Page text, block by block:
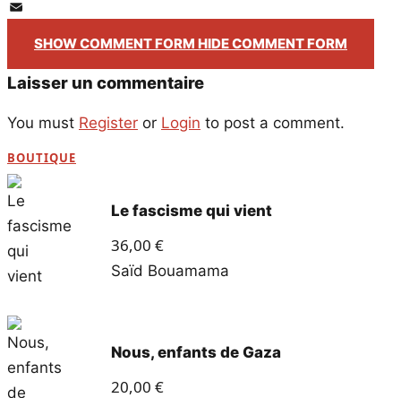
PrintFriendly
Email
SHOW COMMENT FORM HIDE COMMENT FORM
Laisser un commentaire
You must Register or Login to post a comment.
BOUTIQUE
Le fascisme qui vient
36,00 €
Saïd Bouamama
Nous, enfants de Gaza
20,00 €